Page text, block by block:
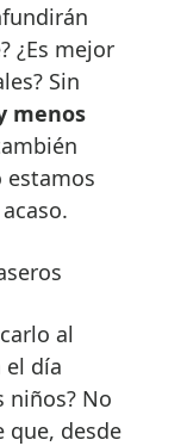
¿Es mejor
Sin
menos
estamos
al
el día
niños? No
que, desde